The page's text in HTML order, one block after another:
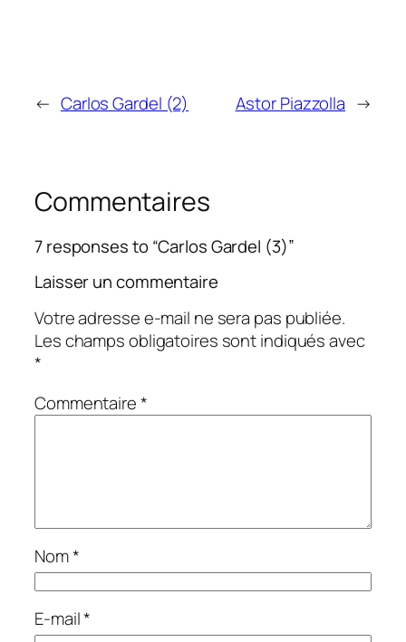
← Carlos Gardel (2) Astor Piazzolla →
Commentaires
7 responses to “Carlos Gardel (3)”
Laisser un commentaire
Votre adresse e-mail ne sera pas publiée.
Les champs obligatoires sont indiqués avec
*
Commentaire*
Nom*
E-mail*